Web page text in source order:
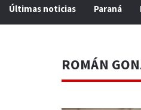
Últimas noticias Paraná
ROMÁN